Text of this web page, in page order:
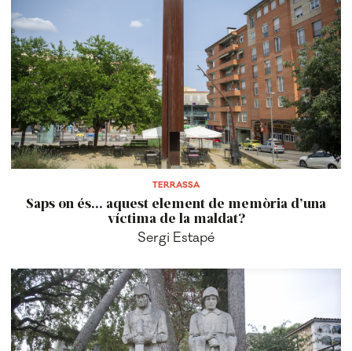
TERRASSA
Saps on és... aquest element de memòria d’una
víctima de la maldat?
Sergi Estapé